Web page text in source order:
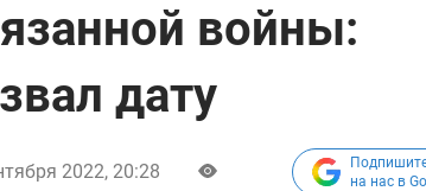
войны:
дату
2022, 20:28
на нас в